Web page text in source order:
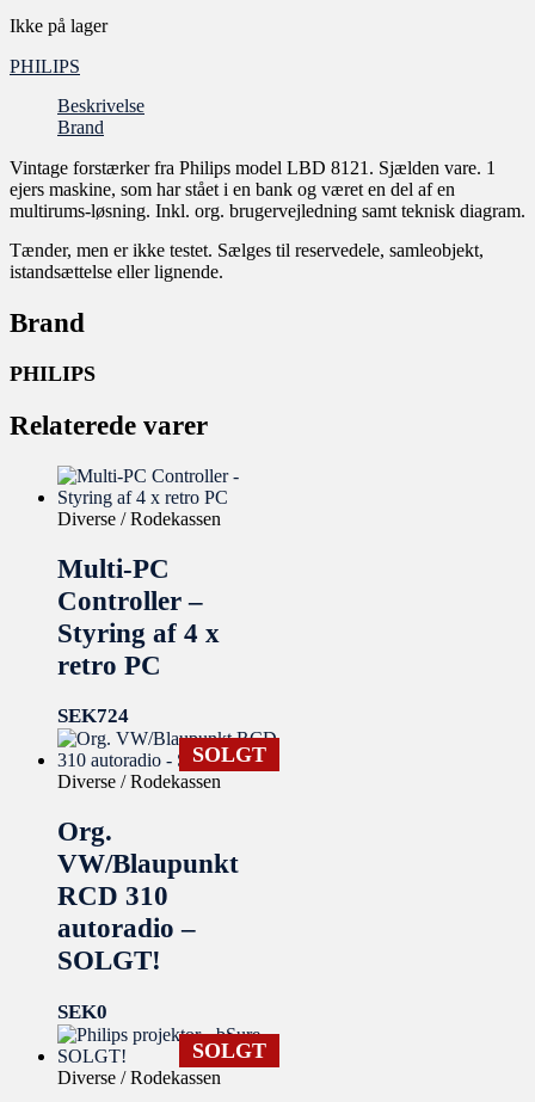
Ikke på lager
PHILIPS
Beskrivelse
Brand
Vintage forstærker fra Philips model LBD 8121. Sjælden vare. 1
ejers maskine, som har stået i en bank og været en del af en
multirums-løsning. Inkl. org. brugervejledning samt teknisk diagram.
Tænder, men er ikke testet. Sælges til reservedele, samleobjekt,
istandsættelse eller lignende.
Brand
PHILIPS
Relaterede varer
Diverse / Rodekassen
Multi-PC
Controller –
Styring af 4 x
retro PC
SEK724
SOLGT
Diverse / Rodekassen
Org.
VW/Blaupunkt
RCD 310
autoradio –
SOLGT!
SEK0
SOLGT
Diverse / Rodekassen